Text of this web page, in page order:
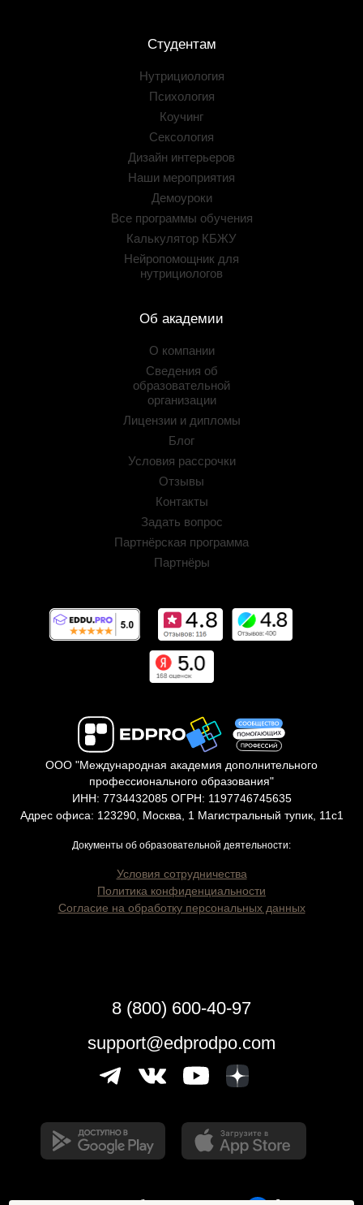
Студентам
Нутрициология
Психология
Коучинг
Сексология
Дизайн интерьеров
Наши мероприятия
Демоуроки
Все программы обучения
Калькулятор КБЖУ
Нейропомощник для
нутрициологов
Об академии
О компании
Сведения об
образовательной
организации
Лицензии и дипломы
Блог
Условия рассрочки
Отзывы
Контакты
Задать вопрос
Партнёрская программа
Партнёры
ООО "Международная академия дополнительного
профессионального образования"
ИНН: 7734432085 ОГРН: 1197746745635
Адрес офиса: 123290, Москва, 1 Магистральный тупик, 11с1
Документы об образовательной деятельности:
Условия сотрудничества
Политика конфиденциальности
Согласие на обработку персональных данных
8 (800) 600-40-97
support@edprodpo.com